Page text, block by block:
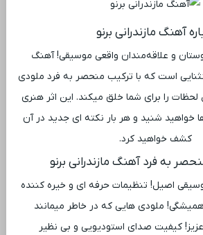
آهنگ مازندرانی برنو
و علاقه‌مندان واقعی موسیقی! آهنگ
است که با ترکیب منحصر به فرد ملودی
لحظات را برای شما خلق میکند. این اثر هنری
خواهید شنید و هر بار نکته ‌ای جدید در آن
کشف خواهید کرد.
به فرد آهنگ مازندرانی برنو
اصیل! تنظیمات حرفه ‌ای و خیره‌ کننده
ملودی ‌هایی که در خاطر میمانند
کیفیت صدای استودیویی و بی ‌نظیر